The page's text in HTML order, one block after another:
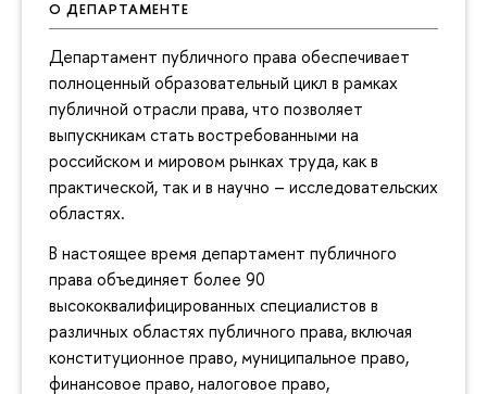
О ДЕПАРТАМЕНТЕ
Департамент публичного права обеспечивает
полноценный образовательный цикл в рамках
публичной отрасли права, что позволяет
выпускникам стать востребованными на
российском и мировом рынках труда, как в
практической, так и в научно – исследовательских
областях.
В настоящее время департамент публичного
права объединяет более 90
высококвалифицированных специалистов в
различных областях публичного права, включая
конституционное право, муниципальное право,
финансовое право, налоговое право,